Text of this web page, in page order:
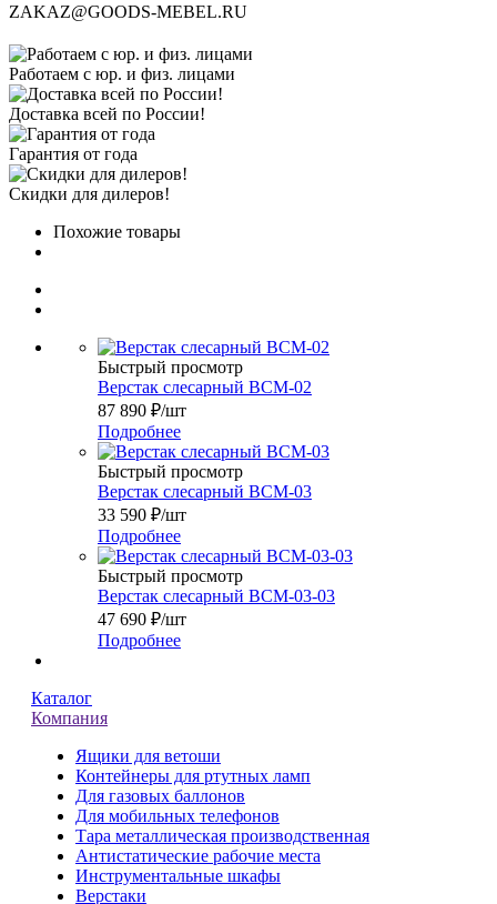
ZAKAZ@GOODS-MEBEL.RU
Работаем с юр. и физ. лицами
Доставка всей по России!
Гарантия от года
Скидки для дилеров!
Похожие товары
Быстрый просмотр
Верстак слесарный ВСМ-02
87 890 ₽/шт
Подробнее
Быстрый просмотр
Верстак слесарный ВСМ-03
33 590 ₽/шт
Подробнее
Быстрый просмотр
Верстак слесарный ВСМ-03-03
47 690 ₽/шт
Подробнее
Каталог
Компания
Ящики для ветоши
Контейнеры для ртутных ламп
Для газовых баллонов
Для мобильных телефонов
Тара металлическая производственная
Антистатические рабочие места
Инструментальные шкафы
Верстаки